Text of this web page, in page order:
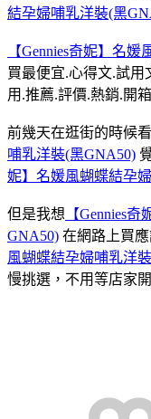
結孕婦哺乳洋裝(黑
【Gennies奇妮】名
買最便宜.心得文.試用
用.推薦.評價.熱銷.開
前幾天在逛街的時候
哺乳洋裝(黑GNA50)
妮】名媛風蝴蝶結孕
但是我想 【Gennies
GNA50) 在網路上買應
風蝴蝶結孕婦哺乳洋
慢挑選，不用等店家